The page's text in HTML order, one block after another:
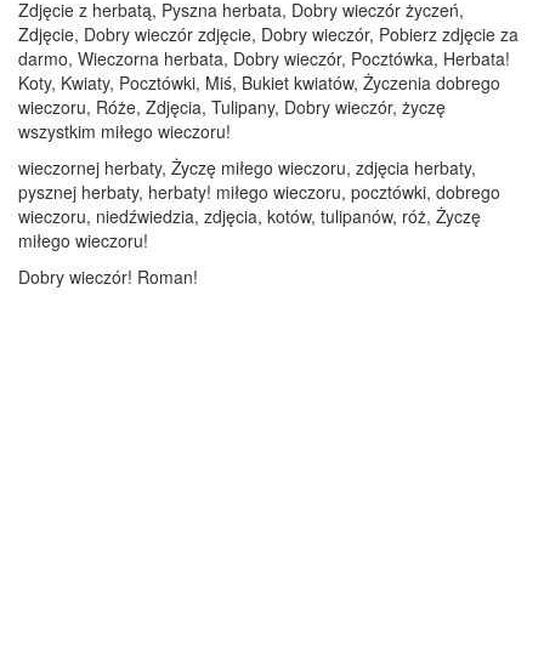
Zdjęcie z herbatą, Pyszna herbata, Dobry wieczór życzeń,
Zdjęcie, Dobry wieczór zdjęcie, Dobry wieczór, Pobierz zdjęcie za
darmo, Wieczorna herbata, Dobry wieczór, Pocztówka, Herbata!
Koty, Kwiaty, Pocztówki, Miś, Bukiet kwiatów, Życzenia dobrego
wieczoru, Róże, Zdjęcia, Tulipany, Dobry wieczór, życzę
wszystkim miłego wieczoru!
wieczornej herbaty, Życzę miłego wieczoru, zdjęcia herbaty,
pysznej herbaty, herbaty! miłego wieczoru, pocztówki, dobrego
wieczoru, niedźwiedzia, zdjęcia, kotów, tulipanów, róż, Życzę
miłego wieczoru!
Dobry wieczór! Roman!